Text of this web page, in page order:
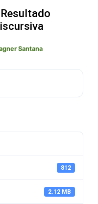
Santana
812
2.12 MB